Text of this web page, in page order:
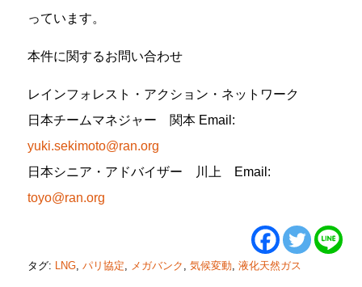
っています。
本件に関するお問い合わせ
レインフォレスト・アクション・ネットワーク
日本チームマネジャー 関本 Email:
yuki.sekimoto@ran.org
日本シニア・アドバイザー 川上 Email:
toyo@ran.org
タグ: LNG パリ協定 メガバンク 気候変動 液化天然ガス